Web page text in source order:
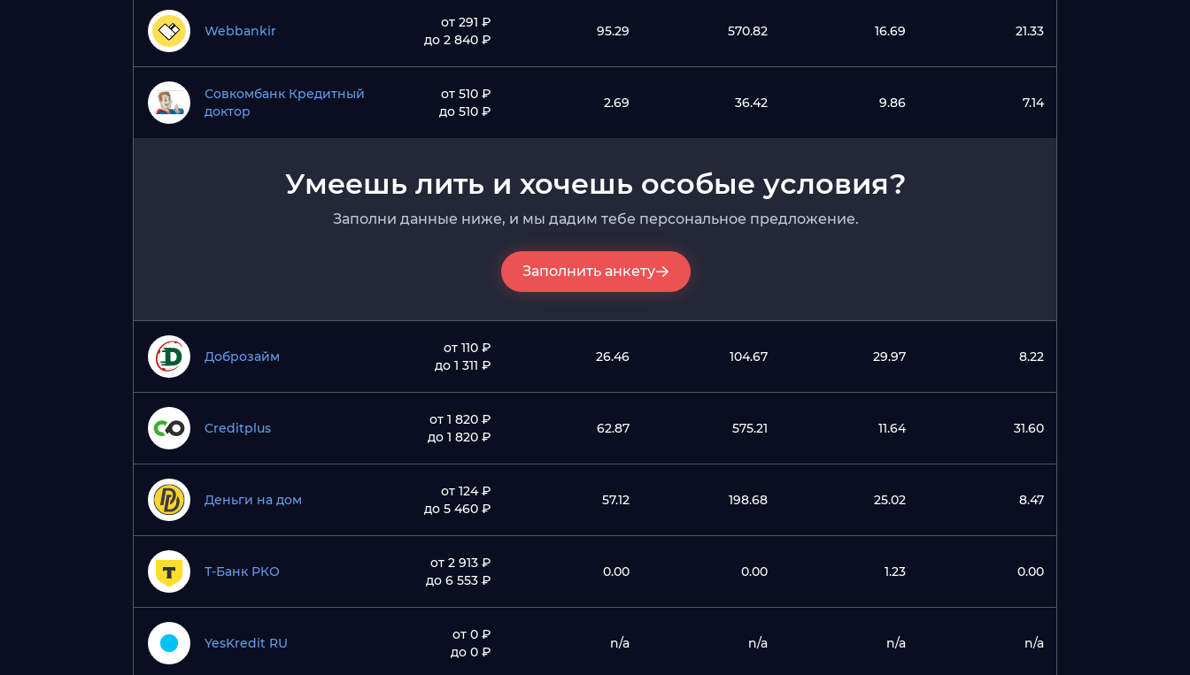
Webbankir 95.29 570.82 16.69 21.33
от 291 ₽
до 2 840 ₽
Совкомбанк Кредитный
доктор
2.69 36.42 9.86 7.14
от 510 ₽
до 510 ₽
Доброзайм 26.46 104.67 29.97 8.22
от 110 ₽
до 1 311 ₽
Creditplus 62.87 575.21 11.64 31.60
от 1 820 ₽
до 1 820 ₽
Деньги на дом 57.12 198.68 25.02 8.47
от 124 ₽
до 5 460 ₽
Т-Банк РКО 0.00 0.00 1.23 0.00
от 2 913 ₽
до 6 553 ₽
YesKredit RU n/a n/a n/a n/a
от 0 ₽
до 0 ₽
Умеешь лить и хочешь особые условия?
Заполни данные ниже, и мы дадим тебе персональное предложение.
Заполнить анкету